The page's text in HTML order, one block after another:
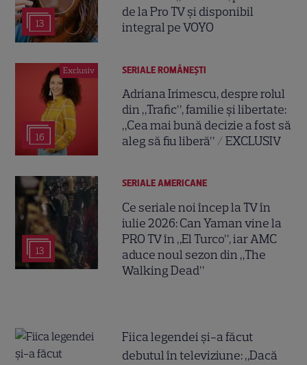
13
de la Pro TV și disponibil
integral pe VOYO
Exclusiv
16
SERIALE ROMÂNEŞTI
Adriana Irimescu, despre rolul
din „Trafic”, familie și libertate:
„Cea mai bună decizie a fost să
aleg să fiu liberă” / EXCLUSIV
13
SERIALE AMERICANE
Ce seriale noi încep la TV în
iulie 2026: Can Yaman vine la
PRO TV în „El Turco”, iar AMC
aduce noul sezon din „The
Walking Dead”
Fiica legendei și-a făcut
debutul în televiziune: „Dacă